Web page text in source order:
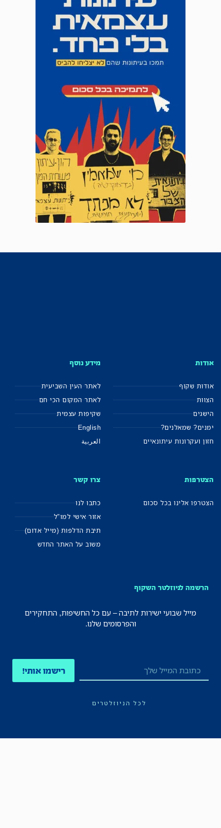
אודות
אודות שקוף
הצוות
הישגים
ימנים? שמאלנים?
חזון ועקרונות עיתונאיים
מידע נוסף
לאתר העין השביעית
לאתר המקום הכי חם
שקיפות עצמית
English
العربية
הצטרפות
הצטרפו אלינו בכל סכום
צרו קשר
כתבו לנו
אזור אישי למו"ל
תיבת הדלפות (מייל אדום)
משוב על האתר החדש
הרשמה לניוזלטר השקוף
מייל שבועי ישירות לתיבה – עם כל החשיפות, התחקירים
והפרסומים שלנו.
רישמו אותי!
לכל הניוזלטרים